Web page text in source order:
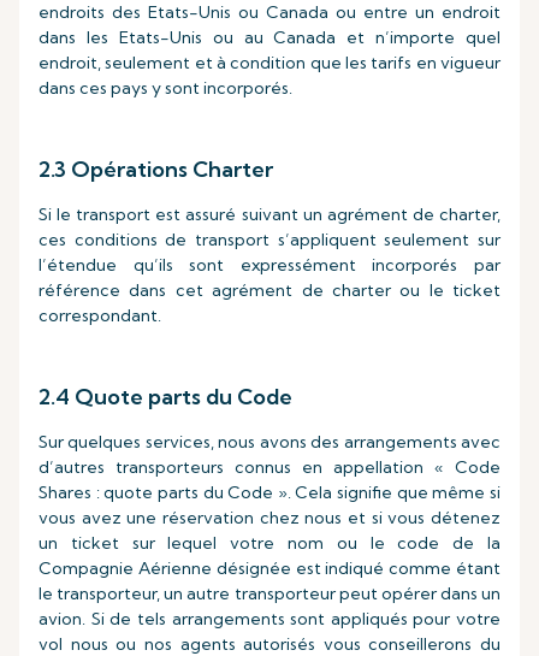
endroits des Etats-Unis ou Canada ou entre un endroit
dans les Etats-Unis ou au Canada et n’importe quel
endroit, seulement et à condition que les tarifs en vigueur
dans ces pays y sont incorporés.
2.3 Opérations Charter
Si le transport est assuré suivant un agrément de charter,
ces conditions de transport s’appliquent seulement sur
l’étendue qu’ils sont expressément incorporés par
référence dans cet agrément de charter ou le ticket
correspondant.
2.4 Quote parts du Code
Sur quelques services, nous avons des arrangements avec
d’autres transporteurs connus en appellation « Code
Shares : quote parts du Code ». Cela signifie que même si
vous avez une réservation chez nous et si vous détenez
un ticket sur lequel votre nom ou le code de la
Compagnie Aérienne désignée est indiqué comme étant
le transporteur, un autre transporteur peut opérer dans un
avion. Si de tels arrangements sont appliqués pour votre
vol nous ou nos agents autorisés vous conseillerons du